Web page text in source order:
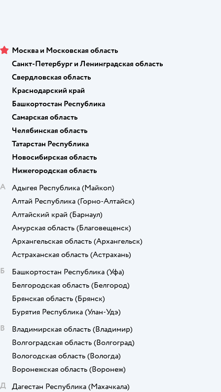
Москва и Московская область
Санкт-Петербург и Ленинградская область
Свердловская область
Краснодарский край
Башкортостан Республика
Самарская область
Челябинская область
Татарстан Республика
Новосибирская область
Нижегородская область
А
Адыгея Республика (Майкоп)
Алтай Республика (Горно-Алтайск)
Алтайский край (Барнаул)
Амурская область (Благовещенск)
Архангельская область (Архангельск)
Астраханская область (Астрахань)
Б
Башкортостан Республика (Уфа)
Белгородская область (Белгород)
Брянская область (Брянск)
Бурятия Республика (Улан-Удэ)
В
Владимирская область (Владимир)
Волгоградская область (Волгоград)
Вологодская область (Вологда)
Воронежская область (Воронеж)
Д Дагестан Республика (Махачкала)